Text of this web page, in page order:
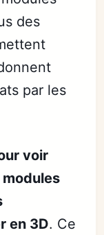
des
par les
voir
en 3D. Ce